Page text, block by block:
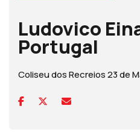
Ludovico
Portugal
Coliseu dos Recreios 23 de